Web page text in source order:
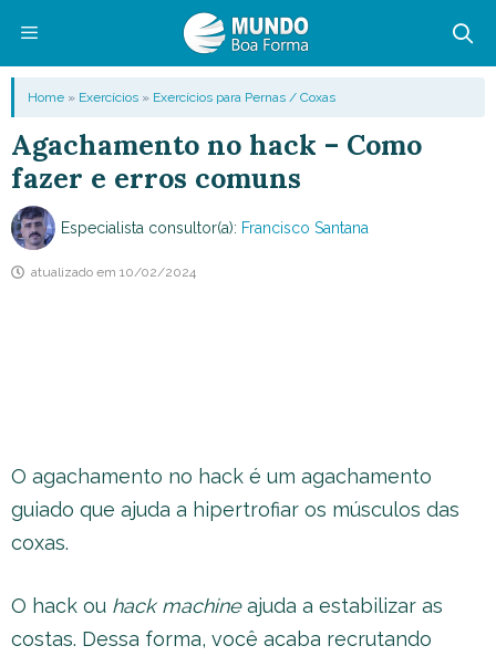
conteúdo
Menu
Home » Exercícios » Exercícios para Pernas / Coxas
Agachamento no hack – Como
fazer e erros comuns
Especialista consultor(a): Francisco Santana
atualizado em 10/02/2024
O agachamento no hack é um agachamento
guiado que ajuda a hipertrofiar os músculos das
coxas.
O hack ou hack machineajuda a estabilizar as
costas. Dessa forma, você acaba recrutando